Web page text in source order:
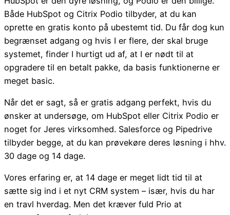
Både HubSpot og Citrix Podio tilbyder, at du kan
oprette en gratis konto på ubestemt tid. Du får dog kun
begrænset adgang og hvis I er flere, der skal bruge
systemet, finder I hurtigt ud af, at I er nødt til at
opgradere til en betalt pakke, da basis funktionerne er
meget basic.
Når det er sagt, så er gratis adgang perfekt, hvis du
ønsker at undersøge, om HubSpot eller Citrix Podio er
noget for Jeres virksomhed. Salesforce og Pipedrive
tilbyder begge, at du kan prøvekøre deres løsning i hhv.
30 dage og 14 dage.
Vores erfaring er, at 14 dage er meget lidt tid til at
sætte sig ind i et nyt CRM system – især, hvis du har
en travl hverdag. Men det kræver fuld Prio at